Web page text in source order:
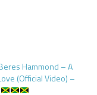
Hammond – A
(Official Video) –